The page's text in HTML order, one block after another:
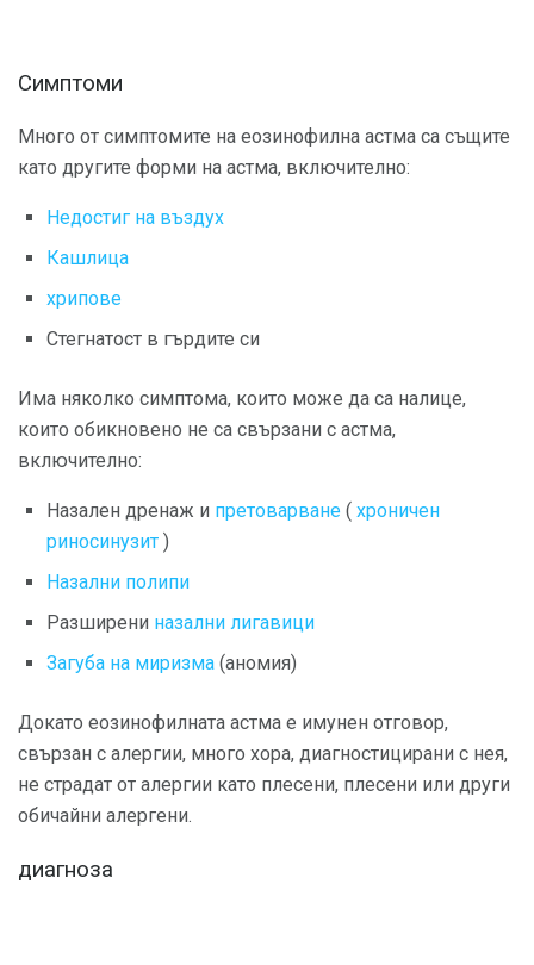
Симптоми
Много от симптомите на еозинофилна астма са същите
като другите форми на астма, включително:
Недостиг на въздух
Кашлица
хрипове
Стегнатост в гърдите си
Има няколко симптома, които може да са налице,
които обикновено не са свързани с астма,
включително:
Назален дренаж и претоварване ( хроничен
риносинузит )
Назални полипи
Разширени назални лигавици
Загуба на миризма (аномия)
Докато еозинофилната астма е имунен отговор,
свързан с алергии, много хора, диагностицирани с нея,
не страдат от алергии като плесени, плесени или други
обичайни алергени.
диагноза